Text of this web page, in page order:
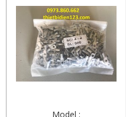
Model :